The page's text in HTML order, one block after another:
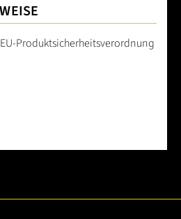
Produktsicherheitsverordnung